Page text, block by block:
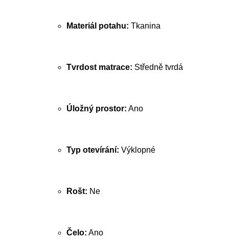
Materiál potahu: Tkanina
Tvrdost matrace: Středně tvrdá
Úložný prostor: Ano
Typ otevírání: Výklopné
Rošt: Ne
Čelo: Ano